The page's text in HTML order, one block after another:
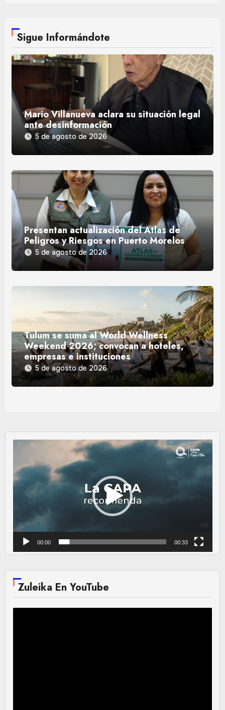
Sigue Informándote
Mario Villanueva aclara su situación legal
ante desinformación
5 de agosto de 2026
Presentan actualización del Atlas de
Peligros y Riesgos en Puerto Morelos
5 de agosto de 2026
Tulum se suma al World Wellness
Weekend 2026; convocan a hoteles,
empresas e instituciones
5 de agosto de 2026
Reproductor
vídeo
00:00 00:33
Zuleika En YouTube